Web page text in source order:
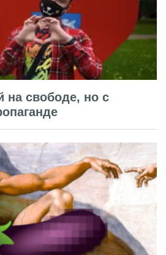
на свободе, но с